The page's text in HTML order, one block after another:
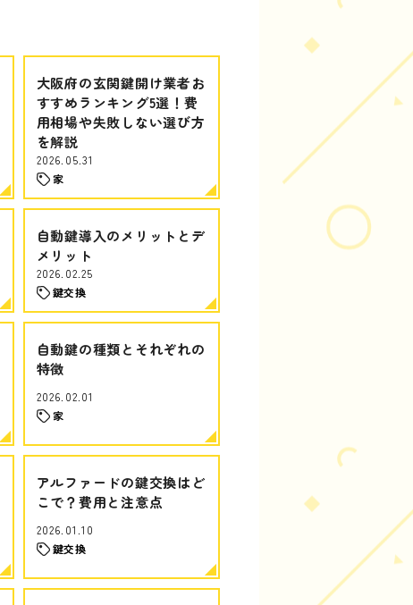
大阪府の玄関鍵開け業者お
すすめランキング5選！費
用相場や失敗しない選び方
を解説
2026.05.31
家
自動鍵導入のメリットとデ
メリット
2026.02.25
鍵交換
自動鍵の種類とそれぞれの
特徴
2026.02.01
家
アルファードの鍵交換はど
こで？費用と注意点
2026.01.10
鍵交換